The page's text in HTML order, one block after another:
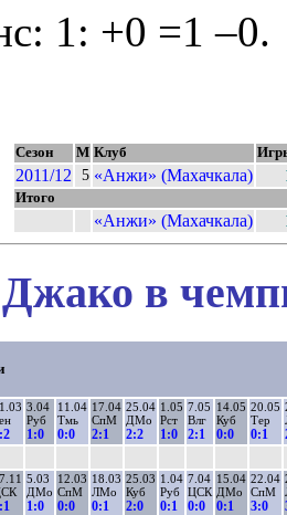
1: +0 =1 –0.
Сезон М Клуб
2011/12 5 «Анжи» (Махачкала)
Итого
«Анжи» (Махачкала)
в
3.04
Руб
1:0
11.04
Тмь
0:0
17.04
СпМ
2:1
25.04
ДМо
2:2
1.05
Рст
1:0
7.05
Влг
2:1
14.05
Куб
0:0
20.05
Тер
0:1
5.03
ДМо
1:0
12.03
СпМ
0:0
18.03
ЛМо
0:1
25.03
Куб
2:0
1.04
Руб
0:1
7.04
ЦСК
0:0
15.04
ДМо
0:1
22.04
СпМ
3:0